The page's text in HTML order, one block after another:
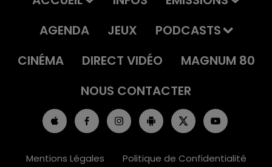
AGENDA
JEUX
PODCASTS
CINÉMA
DIRECT VIDÉO
MAGNUM 80
NOUS CONTACTER
Mentions Légales Politique de Confidentialité